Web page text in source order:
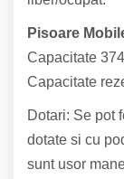
Pisoare
Capacitate
Capacitate
Dotari: Se pot
dotate si cu
sunt usor